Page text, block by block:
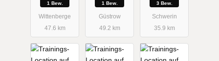
1 Bew.
Wittenberge
47.6 km
1 Bew.
Güstrow
49.2 km
3 Bew.
Schwerin
35.9 km